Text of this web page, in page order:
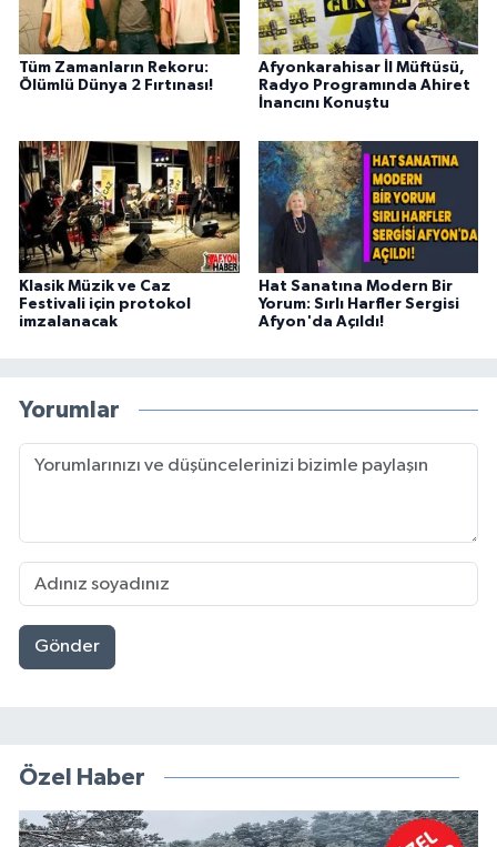
Tüm Zamanların Rekoru:
Ölümlü Dünya 2 Fırtınası!
Afyonkarahisar İl Müftüsü,
Radyo Programında Ahiret
İnancını Konuştu
Klasik Müzik ve Caz
Festivali için protokol
imzalanacak
Hat Sanatına Modern Bir
Yorum: Sırlı Harfler Sergisi
Afyon'da Açıldı!
Yorumlar
Gönder
Özel Haber